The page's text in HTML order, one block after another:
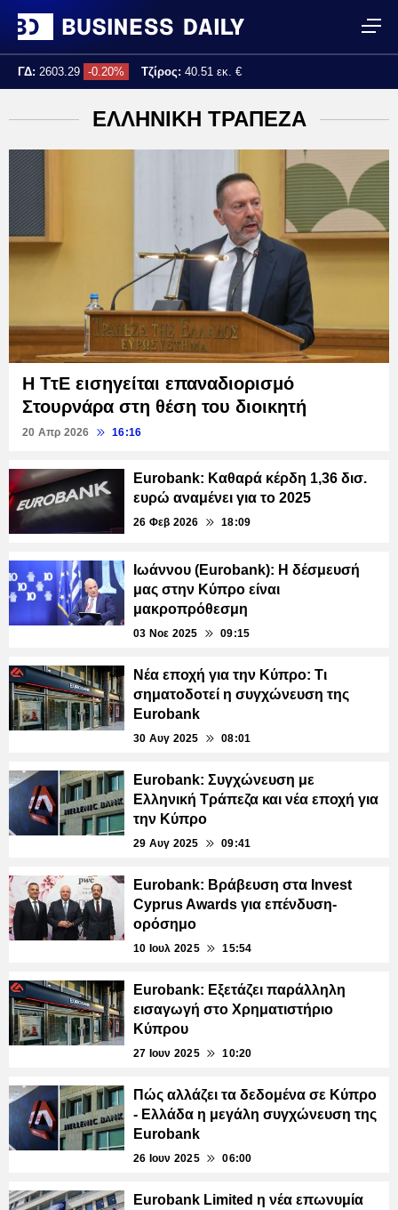
ΓΔ: 2603.29 -0.20% Τζίρος: 40.51 εκ. €
ΕΛΛΗΝΙΚΗ ΤΡΑΠΕΖΑ
Η ΤτΕ εισηγείται επαναδιορισμό
Στουρνάρα στη θέση του διοικητή
20 Απρ 2026 16:16
Eurobank: Καθαρά κέρδη 1,36 δισ.
ευρώ αναμένει για το 2025
26 Φεβ 2026 18:09
Ιωάννου (Eurobank): Η δέσμευσή
μας στην Κύπρο είναι
μακροπρόθεσμη
03 Νοε 2025 09:15
Νέα εποχή για την Κύπρο: Τι
σηματοδοτεί η συγχώνευση της
Eurobank
30 Αυγ 2025 08:01
Eurobank: Συγχώνευση με
Ελληνική Τράπεζα και νέα εποχή για
την Κύπρο
29 Αυγ 2025 09:41
Eurobank: Βράβευση στα Invest
Cyprus Awards για επένδυση-
ορόσημο
10 Ιουλ 2025 15:54
Eurobank: Εξετάζει παράλληλη
εισαγωγή στο Χρηματιστήριο
Κύπρου
27 Ιουν 2025 10:20
Πώς αλλάζει τα δεδομένα σε Κύπρο
- Ελλάδα η μεγάλη συγχώνευση της
Eurobank
26 Ιουν 2025 06:00
Eurobank Limited η νέα επωνυμία